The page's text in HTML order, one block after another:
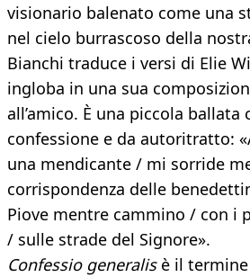
visionario balenato come una
nel cielo burrascoso della
Bianchi traduce i versi di Elie
ingloba in una sua
all’amico. È una piccola ballata
confessione e da autoritratto:
una mendicante / mi sorride
corrispondenza delle
Piove mentre cammino / con i
/ sulle strade del Signore».
Confessio generalisè il termine